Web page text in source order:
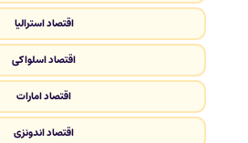
اقتصاد استرالیا
اقتصاد اسلواکی
اقتصاد امارات
اقتصاد اندونزی